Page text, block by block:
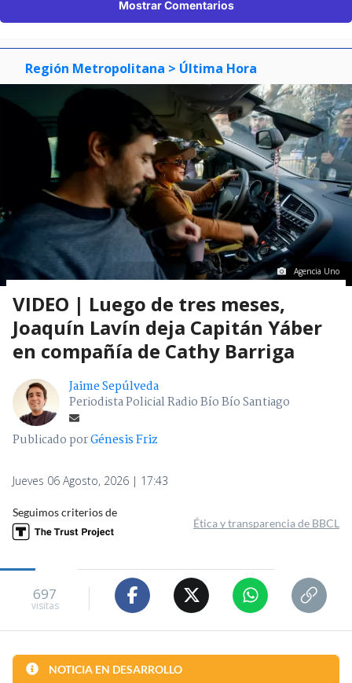
Mostrar Comentarios
Región Metropolitana > Última Hora
Agencia Uno
VIDEO | Luego de tres meses,
Joaquín Lavín deja Capitán Yáber
en compañía de Cathy Barriga
Jaime Sepúlveda
Periodista Policial Radio Bío Bío Santiago
Publicado porGénesis Friz
Jueves 06 Agosto, 2026 | 17:43
Seguimos criterios de
Ética y transparencia de BBCL
697
visitas
NOTICIA EN DESARROLLO